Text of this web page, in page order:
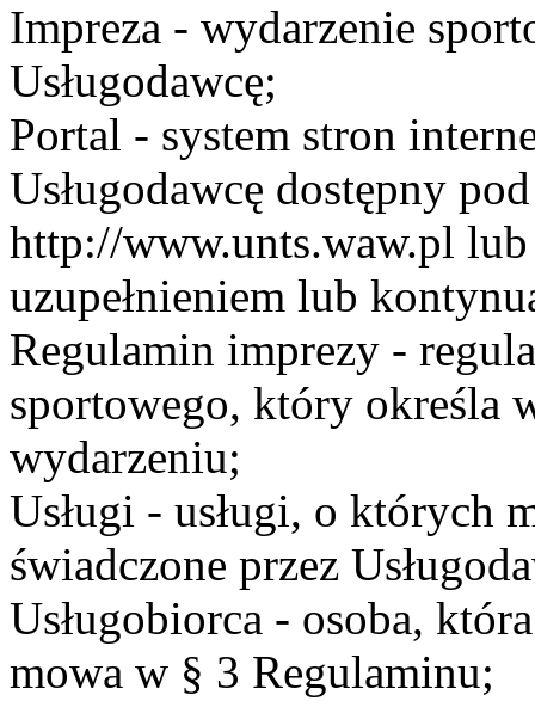
Impreza - wydarzenie
Usługodawcę;
Portal - system stron
Usługodawcę dostępny
http://www.unts.waw.pl lub
uzupełnieniem lub
Regulamin imprezy -
sportowego, który określa
wydarzeniu;
Usługi - usługi, o których
świadczone przez
Usługobiorca - osoba,
mowa w § 3 Regulaminu;